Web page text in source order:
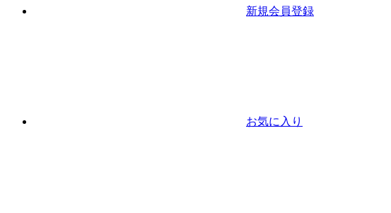
新規会員登録
お気に入り